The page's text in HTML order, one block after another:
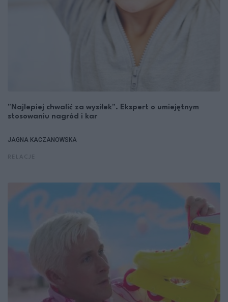
"Najlepiej chwalić za wysiłek". Ekspert o umiejętnym
stosowaniu nagród i kar
JAGNA KACZANOWSKA